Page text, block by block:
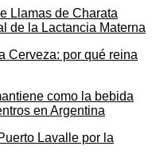
Llamas de Charata
de la Lactancia Materna
como la bebida
en Argentina